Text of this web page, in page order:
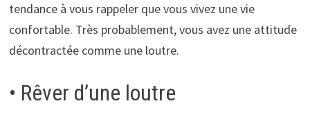
tendance à vous rappeler que vous vivez une vie
confortable. Très probablement, vous avez une attitude
décontractée comme une loutre.
• Rêver d’une loutre